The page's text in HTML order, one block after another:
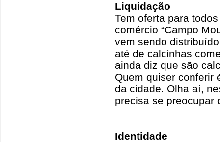
Liquidação
Tem oferta para
comércio “Campo
vem sendo
até de calcinhas
ainda diz que são
Quem quiser conferir
da cidade. Olha aí,
precisa se preocupar
Identidade